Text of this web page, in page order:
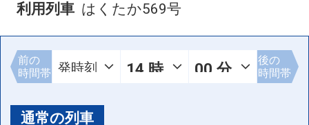
利用列車 はくたか569号
前の
時間帯
後の
時間帯
通常の列車